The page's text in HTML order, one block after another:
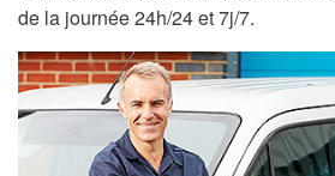
de la journée 24h/24 et 7j/7.